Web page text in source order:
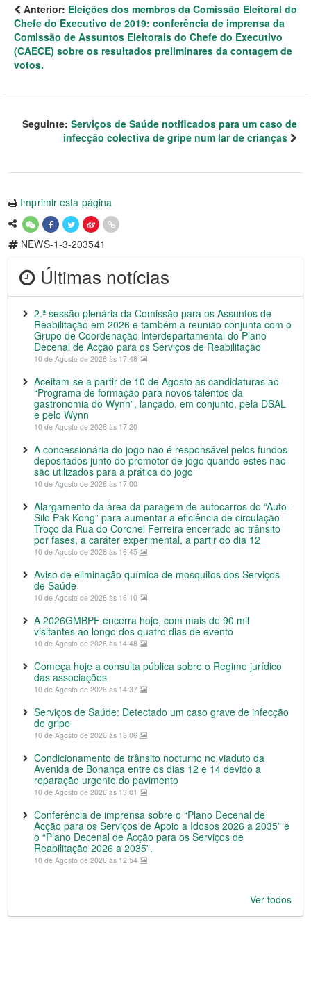
Anterior: Eleições dos membros da Comissão Eleitoral do
Chefe do Executivo de 2019: conferência de imprensa da
Comissão de Assuntos Eleitorais do Chefe do Executivo
(CAECE) sobre os resultados preliminares da contagem de
votos.
Seguinte: Serviços de Saúde notificados para um caso de
infecção colectiva de gripe num lar de crianças
Imprimir esta página
NEWS-1-3-203541
Últimas notícias
2.ª sessão plenária da Comissão para os Assuntos de
Reabilitação em 2026 e também a reunião conjunta com o
Grupo de Coordenação Interdepartamental do Plano
Decenal de Acção para os Serviços de Reabilitação
10 de Agosto de 2026 às 17:48
Aceitam-se a partir de 10 de Agosto as candidaturas ao
“Programa de formação para novos talentos da
gastronomia do Wynn”, lançado, em conjunto, pela DSAL
e pelo Wynn
10 de Agosto de 2026 às 17:20
A concessionária do jogo não é responsável pelos fundos
depositados junto do promotor de jogo quando estes não
são utilizados para a prática do jogo
10 de Agosto de 2026 às 17:00
Alargamento da área da paragem de autocarros do “Auto-
Silo Pak Kong” para aumentar a eficiência de circulação
Troço da Rua do Coronel Ferreira encerrado ao trânsito
por fases, a caráter experimental, a partir do dia 12
10 de Agosto de 2026 às 16:45
Aviso de eliminação química de mosquitos dos Serviços
de Saúde
10 de Agosto de 2026 às 16:10
A 2026GMBPF encerra hoje, com mais de 90 mil
visitantes ao longo dos quatro dias de evento
10 de Agosto de 2026 às 14:48
Começa hoje a consulta pública sobre o Regime jurídico
das associações
10 de Agosto de 2026 às 14:37
Serviços de Saúde: Detectado um caso grave de infecção
de gripe
10 de Agosto de 2026 às 13:06
Condicionamento de trânsito nocturno no viaduto da
Avenida de Bonança entre os dias 12 e 14 devido a
reparação urgente do pavimento
10 de Agosto de 2026 às 13:01
Conferência de imprensa sobre o “Plano Decenal de
Acção para os Serviços de Apoio a Idosos 2026 a 2035” e
o “Plano Decenal de Acção para os Serviços de
Reabilitação 2026 a 2035”.
10 de Agosto de 2026 às 12:54
Ver todos